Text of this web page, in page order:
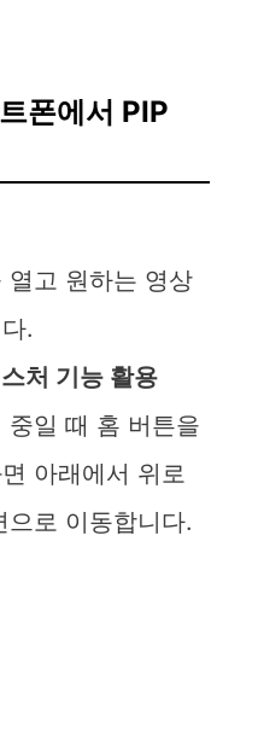
폰에서 PIP
열고 원하는 영상
.
처 기능 활용
중일 때 홈 버튼을
아래에서 위로
으로 이동합니다.